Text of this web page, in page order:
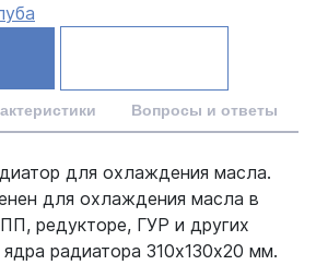
Вопросы и ответы
для охлаждения масла.
для охлаждения масла в
редукторе, ГУР и других
ядра радиатора 310х130х20 мм.